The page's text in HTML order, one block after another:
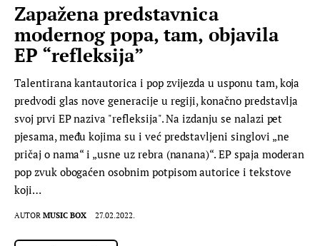
Zapažena predstavnica
modernog popa, tam, objavila
EP “refleksija”
Talentirana kantautorica i pop zvijezda u usponu tam, koja
predvodi glas nove generacije u regiji, konačno predstavlja
svoj prvi EP naziva "refleksija". Na izdanju se nalazi pet
pjesama, među kojima su i već predstavljeni singlovi „ne
pričaj o nama“ i „usne uz rebra (nanana)“. EP spaja moderan
pop zvuk obogaćen osobnim potpisom autorice i tekstove
koji…
AUTOR MUSIC BOX 27.02.2022.